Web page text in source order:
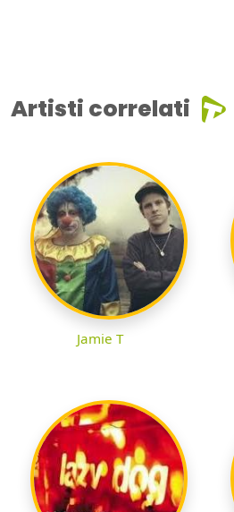
Artisti correlati
Jamie T